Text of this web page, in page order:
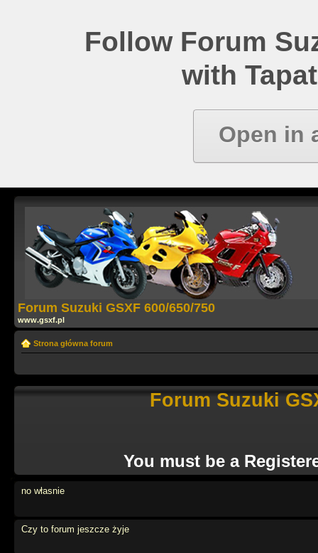
Follow Forum
with
Open in
Forum Suzuki GSXF 600/650/750
www.gsxf.pl
Strona główna forum
Forum Suzuki
You must be a
no własnie
Czy to forum jeszcze żyje